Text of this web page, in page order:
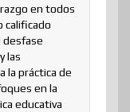
en todos
calificado
desfase
las
la práctica de
en la
educativa